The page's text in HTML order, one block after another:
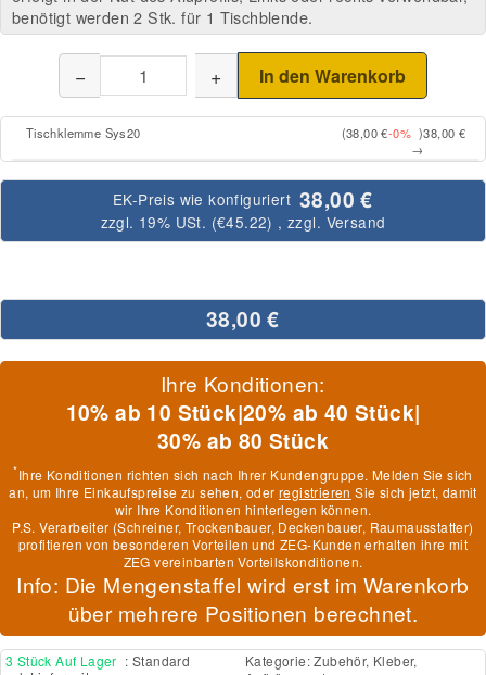
benötigt werden 2 Stk. für 1 Tischblende.
38,00 €
Tischklemme Sys20 (38,00 €-0% )
→
38,00 €
EK-Preis wie konfiguriert 38,00 €
zzgl. 19% USt. (€45.22) , zzgl. Versand
− + In den Warenkorb
Ihre Konditionen:
10% ab 10 Stück|20% ab 40 Stück|
30% ab 80 Stück
*Ihre Konditionen richten sich nach Ihrer Kundengruppe. Melden Sie sich
an, um Ihre Einkaufspreise zu sehen, oderregistrieren Sie sich jetzt, damit
wir Ihre Konditionen hinterlegen können.
P.S. Verarbeiter (Schreiner, Trockenbauer, Deckenbauer, Raumausstatter)
profitieren von besonderen Vorteilen und ZEG-Kunden erhalten ihre mit
ZEG vereinbarten Vorteilskonditionen.
Info: Die Mengenstaffel wird erst im Warenkorb
über mehrere Positionen berechnet.
3 Stück Auf Lager : Standard
Kategorie:Zubehör, Kleber,